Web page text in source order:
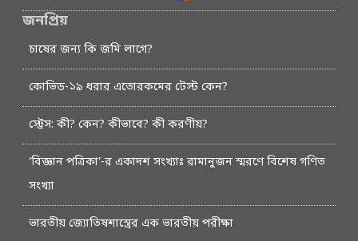
জনপ্রিয়
চাষের জন্য কি জমি লাগে?
কোভিড-১৯ ধরার এতোরকমের টেস্ট কেন?
স্ট্রেস: কী? কেন? কীভাবে? কী করণীয়?
‘বিজ্ঞান পত্রিকা’-র একাদশ সংখ্যাঃ রামানুজন স্মরণে বিশেষ গণিত
সংখ্যা
ভারতীয় জ্যোতিষশাস্ত্রের এক ভারতীয় পরীক্ষা